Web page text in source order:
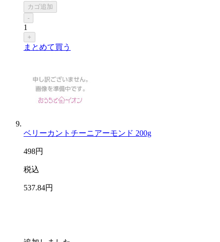
カゴ追加
-
1
+
まとめて買う
ベリーカントチーニアーモンド 200g
498円
税込
537.84円